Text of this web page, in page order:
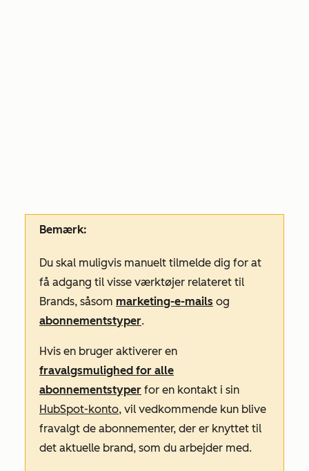
Bemærk:
Du skal muligvis manuelt tilmelde dig for at
få adgang til visse værktøjer relateret til
Brands, såsom marketing-e-mails og
abonnementstyper.
Hvis en bruger aktiverer en
fravalgsmulighed for alle
abonnementstyper for en kontakt i sin
HubSpot-konto, vil vedkommende kun blive
fravalgt de abonnementer, der er knyttet til
det aktuelle brand, som du arbejder med.